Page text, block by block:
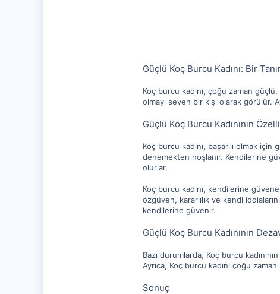
Güçlü Koç Burcu Kadını: Bir
Koç burcu kadını, çoğu zaman
olmayı seven bir kişi olarak görülür.
Güçlü Koç Burcu Kadınının
Koç burcu kadını, başarılı olmak
denemekten hoşlanır. Kendilerine
olurlar.
Koç burcu kadını, kendilerine
özgüven, kararlılık ve kendi
kendilerine güvenir.
Güçlü Koç Burcu Kadınının
Bazı durumlarda, Koç burcu
Ayrıca, Koç burcu kadını çoğu
Sonuç